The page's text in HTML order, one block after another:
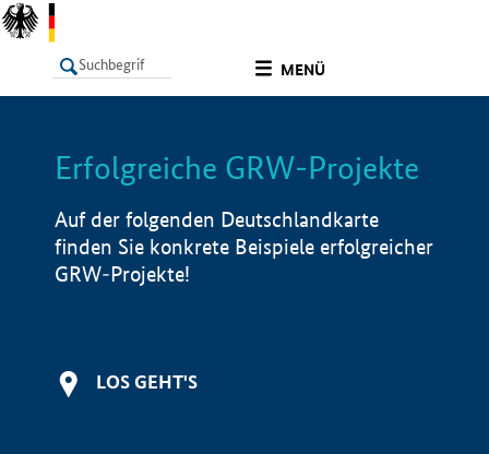
MENÜ
LISTE Info
Erfolgreiche GRW-Projekte
Auf der folgenden Deutschlandkarte
finden Sie konkrete Beispiele erfolgreicher
GRW-Projekte!
LOS GEHT'S